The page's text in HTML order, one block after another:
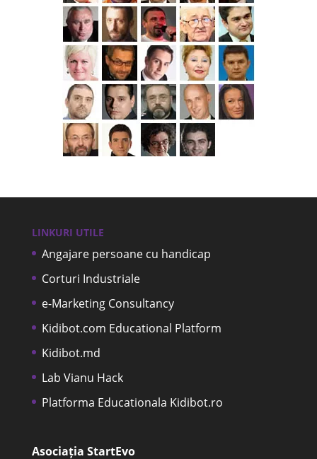
LINKURI UTILE
Angajare persoane cu handicap
Corturi Industriale
e-Marketing Consultancy
Kidibot.com Educational Platform
Kidibot.md
Lab Vianu Hack
Platforma Educationala Kidibot.ro
Asociația StartEvo